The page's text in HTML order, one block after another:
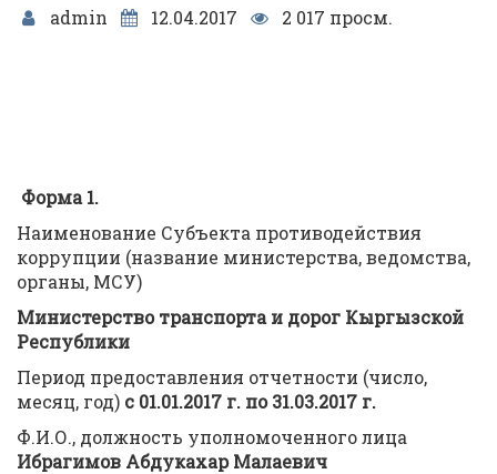
admin 12.04.2017 2 017 просм.
Форма 1.
Наименование Субъекта противодействия
коррупции (название министерства, ведомства,
органы, МСУ)
Министерство транспорта и дорог Кыргызской
Республики
Период предоставления отчетности (число,
месяц, год) с 01.01.2017 г. по 31.03.2017 г.
Ф.И.О., должность уполномоченного лица
Ибрагимов Абдукахар Малаевич